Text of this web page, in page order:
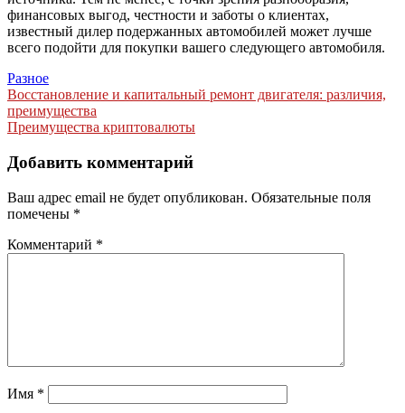
финансовых выгод, честности и заботы о клиентах,
известный дилер подержанных автомобилей может лучше
всего подойти для покупки вашего следующего автомобиля.
Разное
Навигация
по
Восстановление и капитальный ремонт двигателя: различия,
преимущества
Преимущества криптовалюты
Добавить комментарий
Ваш адрес email не будет опубликован. Обязательные поля
помечены *
Комментарий *
Имя *